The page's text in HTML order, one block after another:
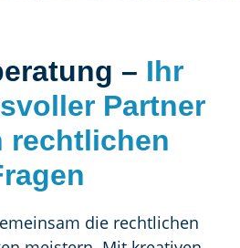
– Ihr
Partner
rechtlichen
die rechtlichen